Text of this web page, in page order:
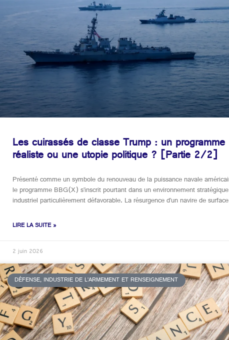
Les cuirassés de classe Trump : un programme
réaliste ou une utopie politique ? [Partie 2/2]
Présenté comme un symbole du renouveau de la puissance navale
le programme BBG(X) s’inscrit pourtant dans un environnement
industriel particulièrement défavorable. La résurgence d’un navire de surface
LIRE LA SUITE »
2 juin 2026
DÉFENSE, INDUSTRIE DE L’ARMEMENT ET RENSEIGNEMENT